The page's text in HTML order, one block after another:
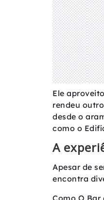
Ele
rendeu
desde o
como o
A
Apesar de
encontra